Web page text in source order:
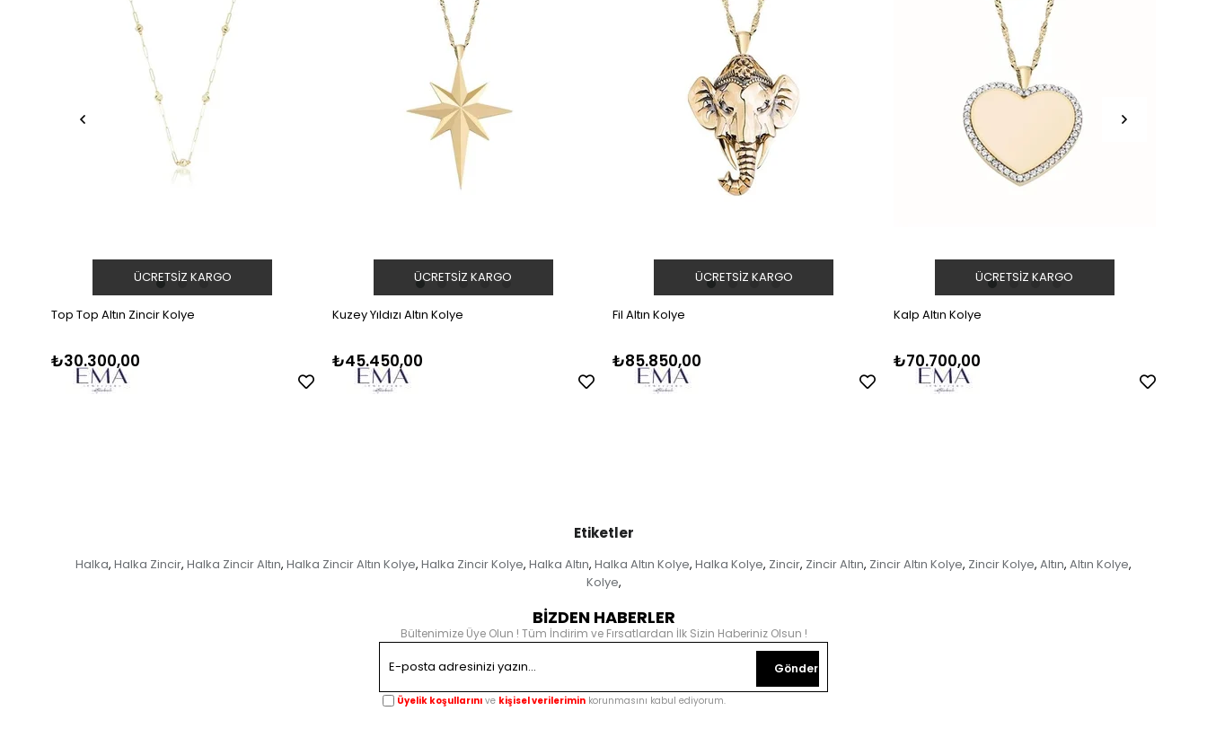
Top Top Altın Zincir Kolye
₺30.300,00
ÜCRETSIZ KARGO
Kuzey Yıldızı Altın Kolye
₺45.450,00
ÜCRETSIZ KARGO
Fil Altın Kolye
₺85.850,00
ÜCRETSIZ KARGO
Kalp Altın Kolye
₺70.700,00
ÜCRETSIZ KARGO
Etiketler
Halka, Halka Zincir, Halka Zincir Altın, Halka Zincir Altın Kolye, Halka Zincir Kolye, Halka Altın, Halka Altın Kolye, Halka Kolye, Zincir, Zincir Altın, Zincir Altın Kolye, Zincir Kolye, Altın, Altın Kolye,
Kolye,
BİZDEN HABERLER
Bültenimize Üye Olun ! Tüm İndirim ve Fırsatlardan İlk Sizin Haberiniz Olsun !
Gönder
Üyelik koşullarını ve kişisel verilerimin korunmasını kabul ediyorum.